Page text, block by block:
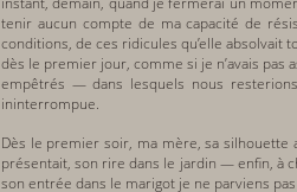
tenir aucun compte de ma capacité de
conditions, de ces ridicules qu’elle absolvait
dès le premier jour, comme si je n’avais pas
empêtrés — dans lesquels nous
ininterrompue.
Dès le premier soir, ma mère, sa silhouette
présentait, son rire dans le jardin — enfin, à
son entrée dans le marigot je ne parviens